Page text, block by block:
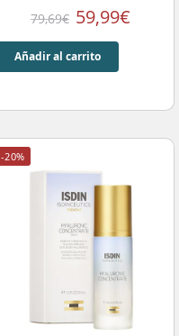
79,69€ 59,99€
Añadir al carrito
-20%